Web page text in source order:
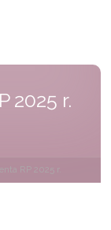
2025 r.
RP 2025 r.